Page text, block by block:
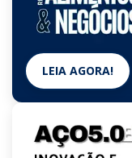
LEIA AGORA!